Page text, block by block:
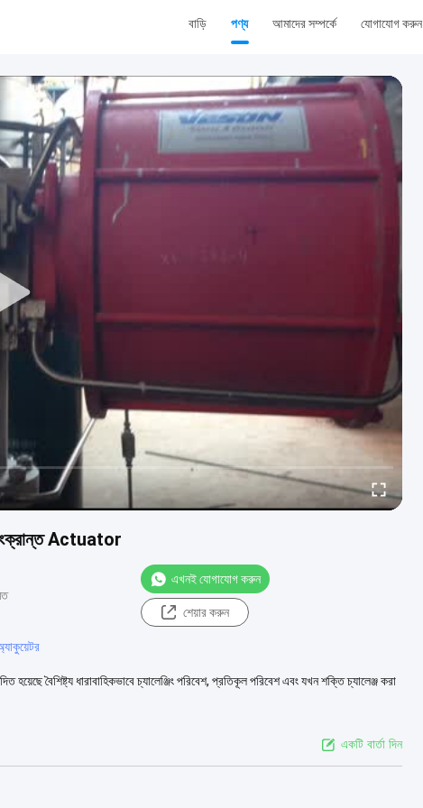
বাড়ি পণ্য আমাদের সম্পর্কে যোগাযোগ করুন
Actuator
এখনই যোগাযোগ করুন
শেয়ার করুন
বৈশিষ্ট্য ধারাবাহিকভাবে চ্যালেঞ্জিং পরিবেশ, প্রতিকূল পরিবেশ এবং যখন শক্তি চ্যালেঞ্জ করা
একটি বার্তা দিন